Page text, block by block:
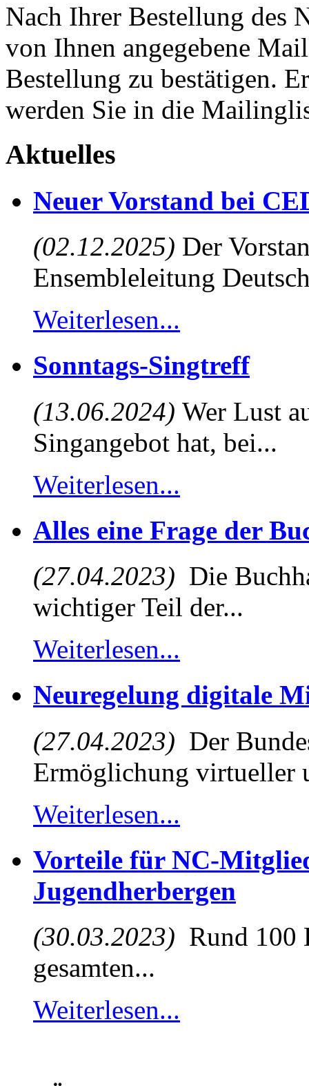
Nach Ihrer Bestellung des
von Ihnen angegebene
Bestellung zu bestätigen.
werden Sie in die
Aktuelles
Neuer Vorstand bei
(02.12.2025) Der
Ensembleleitung
Weiterlesen...
Sonntags-Singtreff
(13.06.2024) Wer Lust
Singangebot hat, bei...
Weiterlesen...
Alles eine Frage der
(27.04.2023) Die
wichtiger Teil der...
Weiterlesen...
Neuregelung digitale
(27.04.2023) Der
Ermöglichung virtueller
Weiterlesen...
Vorteile für NC-
Jugendherbergen
(30.03.2023) Rund 100
gesamten...
Weiterlesen...